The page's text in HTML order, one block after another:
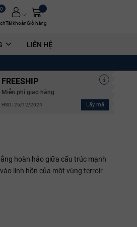
0
Tài khoảnGiỏ hàng
LIÊN HỆ
FREESHIP
Miễn phí giao hàng
HSD: 25/12/2024 Lấy mã
hoàn hảo giữa cấu trúc mạnh
linh hồn của một vùng terroir